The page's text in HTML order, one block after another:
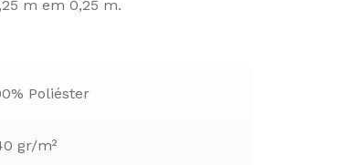
m em 0,25 m.
Poliéster
gr/m²